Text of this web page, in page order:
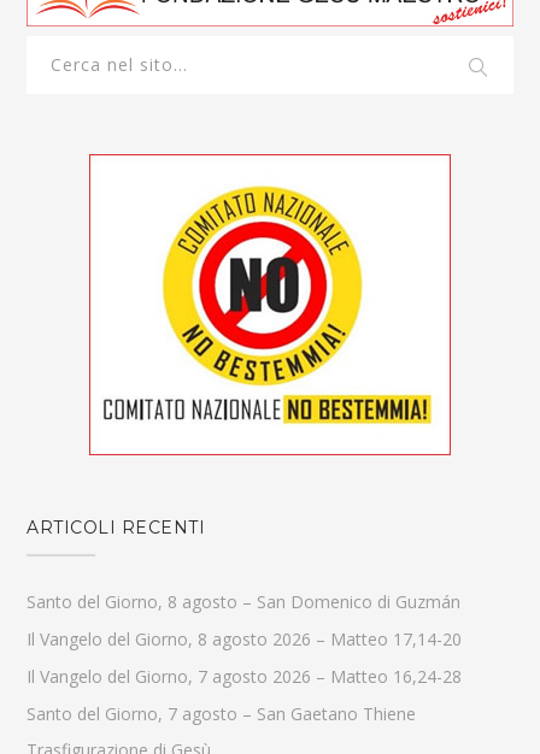
ARTICOLI RECENTI
Santo del Giorno, 8 agosto – San Domenico di Guzmán
Il Vangelo del Giorno, 8 agosto 2026 – Matteo 17,14-20
Il Vangelo del Giorno, 7 agosto 2026 – Matteo 16,24-28
Santo del Giorno, 7 agosto – San Gaetano Thiene